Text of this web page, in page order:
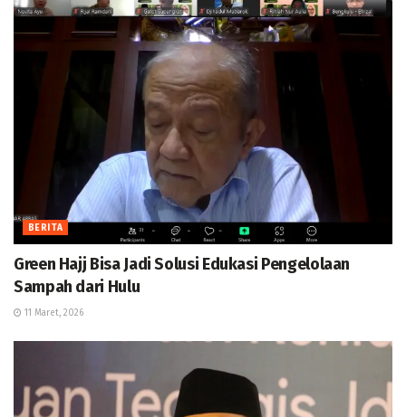
BERITA
Green Hajj Bisa Jadi Solusi Edukasi Pengelolaan
Sampah dari Hulu
11 Maret, 2026